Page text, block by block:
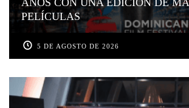
PELÍCULAS
5 DE AGOSTO DE 2026